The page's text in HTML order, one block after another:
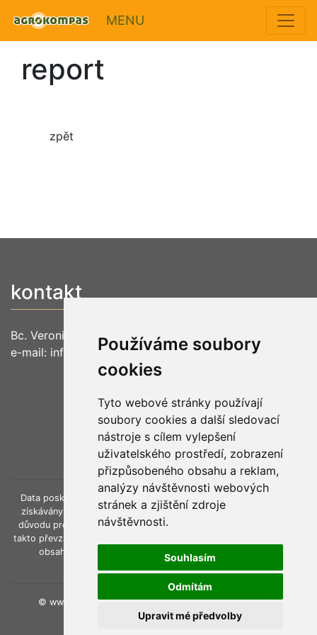
Používáme soubory
cookies
Tyto webové stránky používají
soubory cookies a další sledovací
nástroje s cílem vylepšení
uživatelského prostředí, zobrazení
přizpůsobeného obsahu a reklam,
analýzy návštěvnosti webových
stránek a zjištění zdroje
návštěvnosti.
Souhlasím
Odmítám
Upravit mé předvolby
MENU
report
zpět
kontakt
Bc. Veronika Voborníková
e-mail: info(@)agrokompas.cz
Ochrana osobních údajů
Data poskytovaná webovým portálem www.agrokompas.cz jsou
získávány od třetí strany a z důvěrných externích zdrojů, z toho
důvodu provozovatel stránek nezodpovídá za úplnost a přesnost
takto převzatých informací. Poskytovatel si vyhrazuje právo změnit
obsah poskytovaných informací a některých služeb bez
předchozího upozornění.
© www.agrokompas.cz 2026, všechna práva vyhrazena